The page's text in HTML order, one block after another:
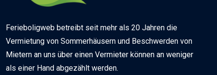
Ferieboligweb betreibt seit mehr als 20 Jahren die
Vermietung von Sommerhäusern und Beschwerden von
Mietern an uns über einen Vermieter können an weniger
als einer Hand abgezählt werden.